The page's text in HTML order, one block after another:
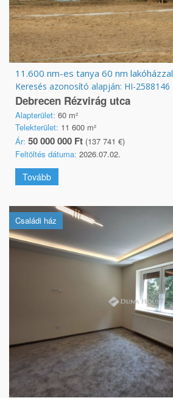
Keresés azonosító alapján: HI-2588146
Debrecen Rézvirág utca
Alapterület: 60 m²
Telekterület: 11 600 m²
Ár: 50 000 000 Ft (137 741 €)
Feltöltés dátuma: 2026.07.02.
Tovább
Családi ház